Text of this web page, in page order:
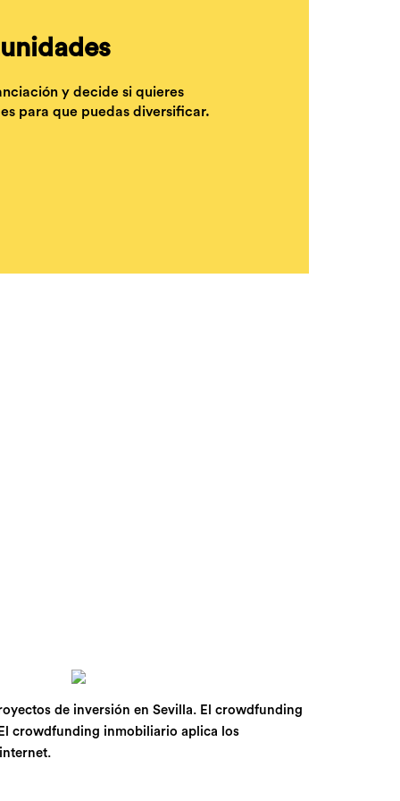
y decide si quieres
para que puedas diversificar.
de inversión en Sevilla. El crowdfunding
crowdfunding inmobiliario aplica los